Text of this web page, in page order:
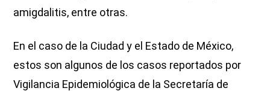
amigdalitis, entre otras.
En el caso de la Ciudad y el Estado de México,
estos son algunos de los casos reportados por
Vigilancia Epidemiológica de la Secretaría de